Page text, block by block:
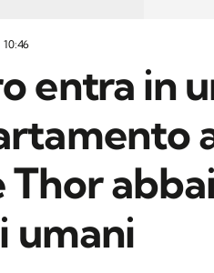
10:46
entra in
Thor
umani